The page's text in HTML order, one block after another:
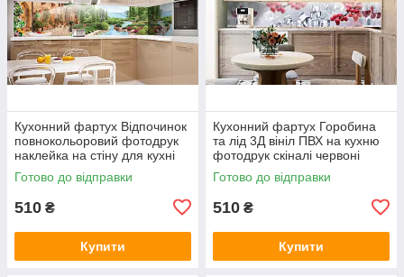
Кухонний фартух Відпочинок
повнокольоровий фотодрук
наклейка на стіну для кухні
природа краєвид 600х2000
мммм
Готово до відправки
510 ₴
Купити
Кухонний фартух Горобина
та лід 3Д вініл ПВХ на кухню
фотодрук скіналі червоні
ягоди кубики льоду 600х2000
мм
Готово до відправки
510 ₴
Купити